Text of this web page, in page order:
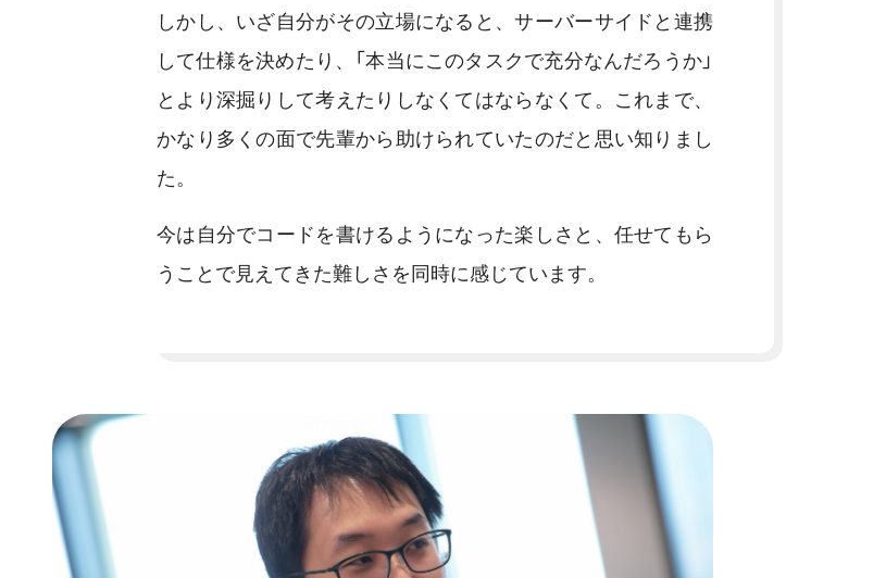
しかし、いざ自分がその立場になると、サーバーサイドと連携
して仕様を決めたり、「本当にこのタスクで充分なんだろうか」
とより深掘りして考えたりしなくてはならなくて。これまで、
かなり多くの面で先輩から助けられていたのだと思い知りまし
た。
今は自分でコードを書けるようになった楽しさと、任せてもら
うことで見えてきた難しさを同時に感じています。